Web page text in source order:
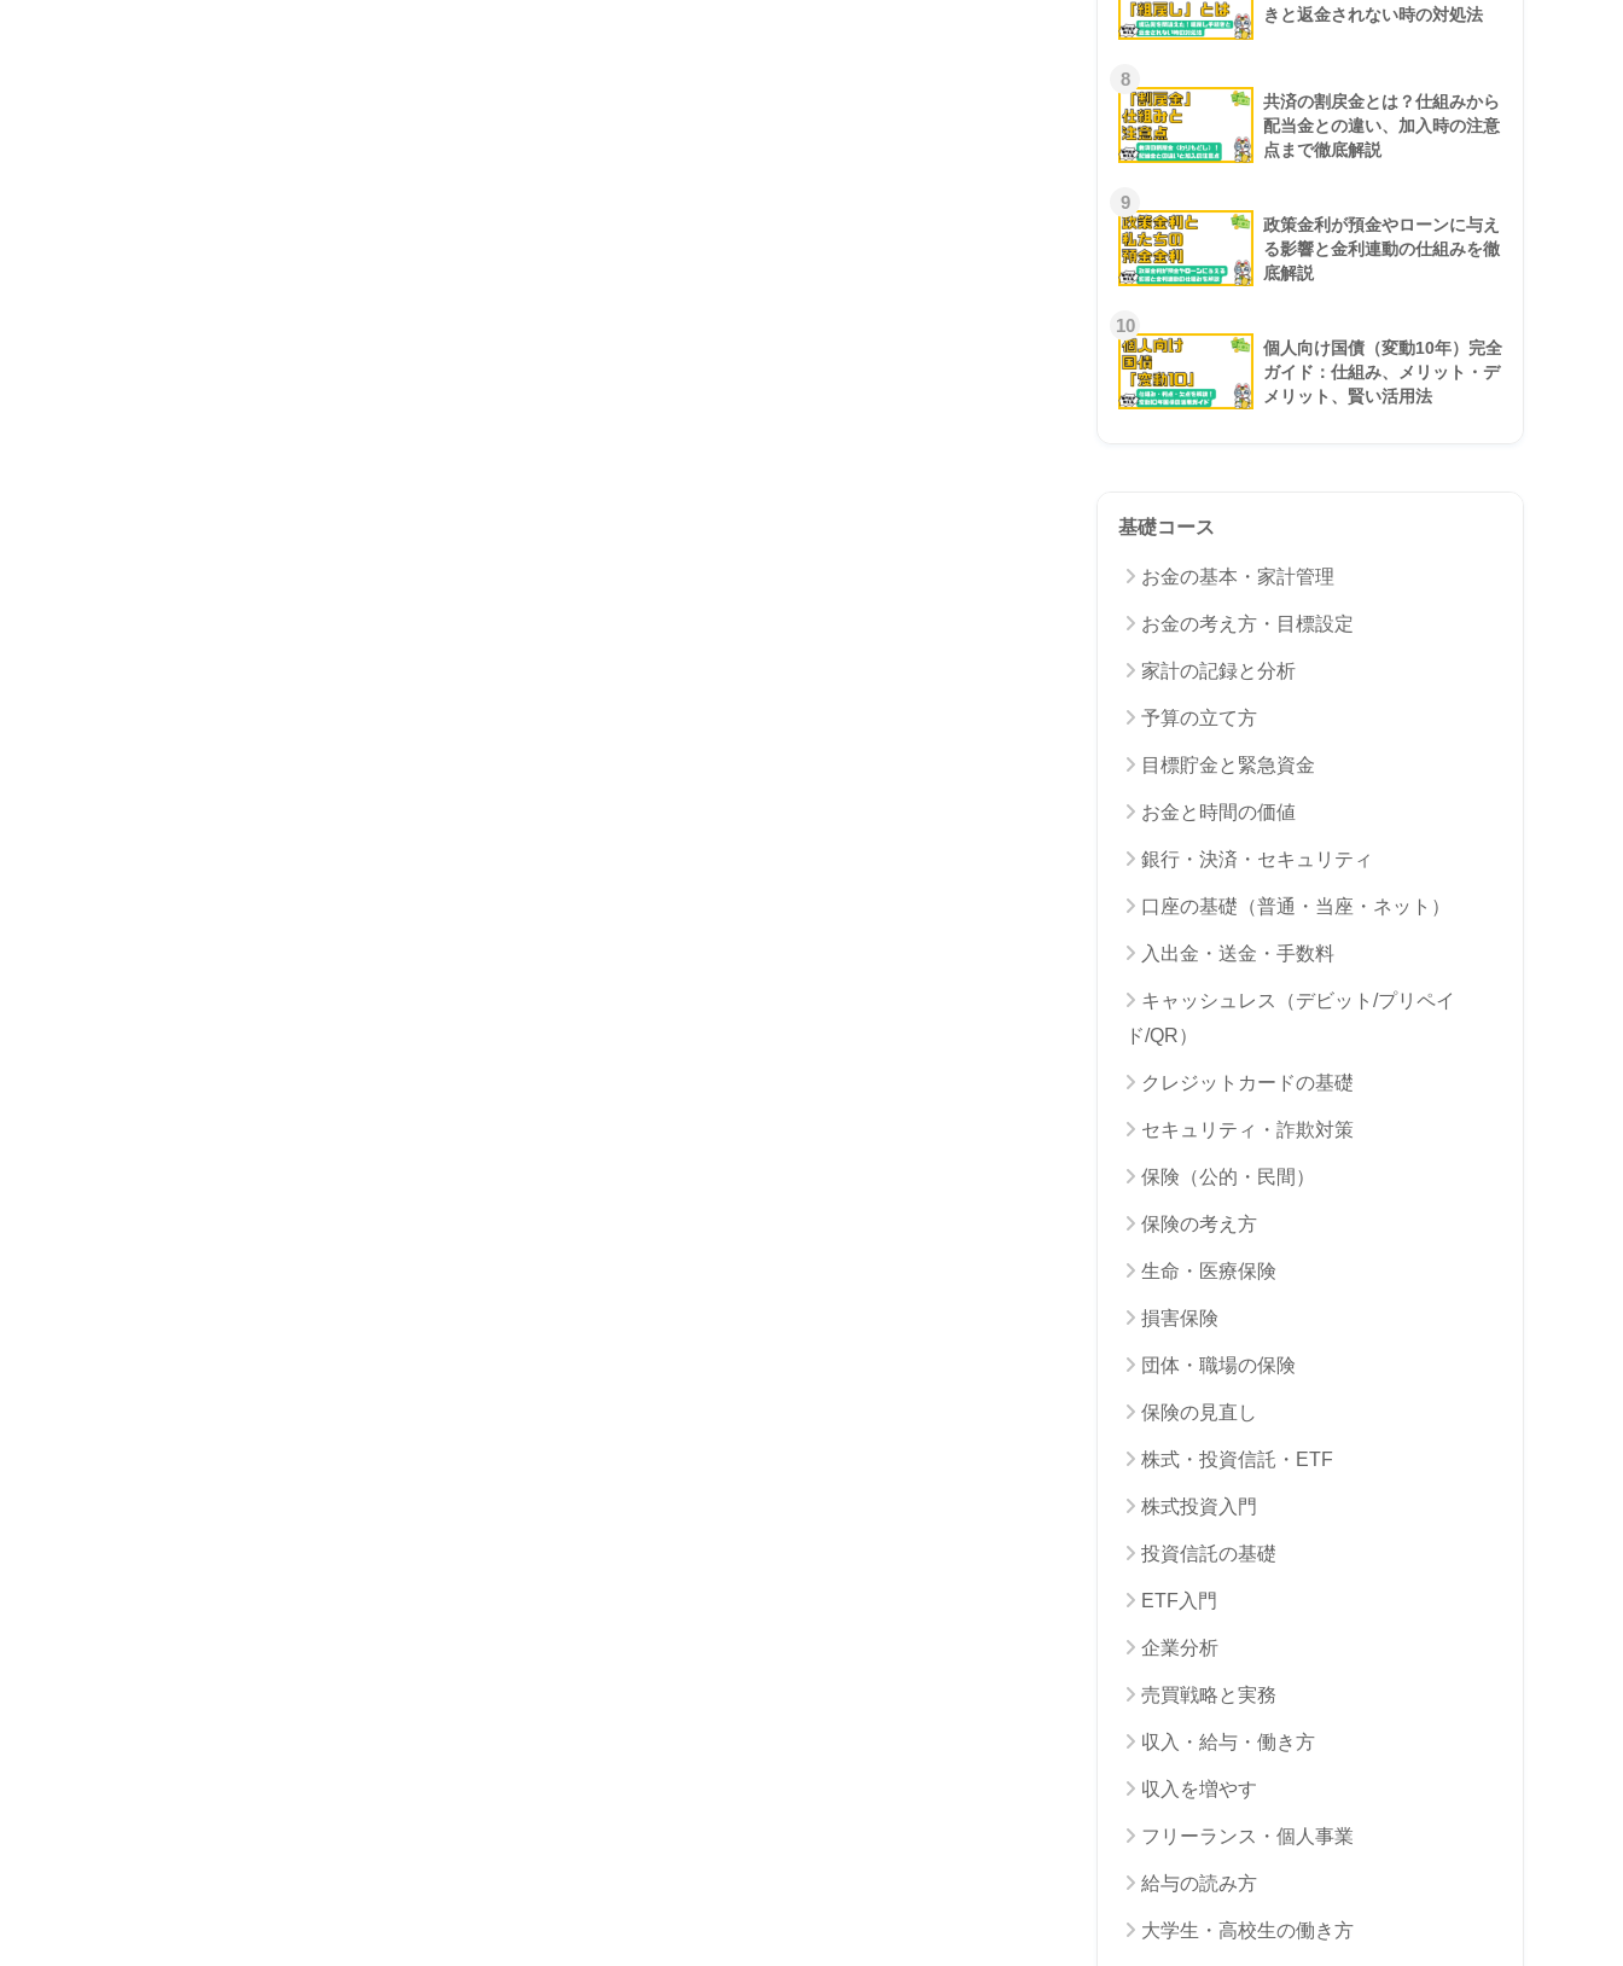
きと返金されない時の対処法
8
共済の割戻金とは？仕組みから
配当金との違い、加入時の注意
点まで徹底解説
9
政策金利が預金やローンに与え
る影響と金利連動の仕組みを徹
底解説
10
個人向け国債（変動10年）完全
ガイド：仕組み、メリット・デ
メリット、賢い活用法
基礎コース
お金の基本・家計管理
お金の考え方・目標設定
家計の記録と分析
予算の立て方
目標貯金と緊急資金
お金と時間の価値
銀行・決済・セキュリティ
口座の基礎（普通・当座・ネット）
入出金・送金・手数料
キャッシュレス（デビット/プリペイ
ド/QR）
クレジットカードの基礎
セキュリティ・詐欺対策
保険（公的・民間）
保険の考え方
生命・医療保険
損害保険
団体・職場の保険
保険の見直し
株式・投資信託・ETF
株式投資入門
投資信託の基礎
ETF入門
企業分析
売買戦略と実務
収入・給与・働き方
収入を増やす
フリーランス・個人事業
給与の読み方
大学生・高校生の働き方